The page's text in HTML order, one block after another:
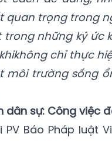
quan trọng trong
trong những ký ức
khikhông chỉ thực
môi trường sống
dân sự: Công việc
PV Báo Pháp luật